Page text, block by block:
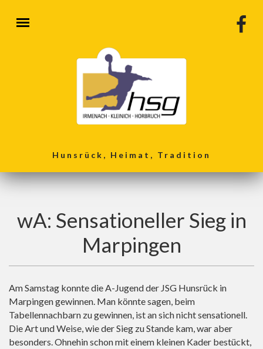
Hunsrück, Heimat, Tradition
wA: Sensationeller Sieg in
Marpingen
Am Samstag konnte die A-Jugend der JSG Hunsrück in
Marpingen gewinnen. Man könnte sagen, beim
Tabellennachbarn zu gewinnen, ist an sich nicht sensationell.
Die Art und Weise, wie der Sieg zu Stande kam, war aber
besonders. Ohnehin schon mit einem kleinen Kader bestückt,